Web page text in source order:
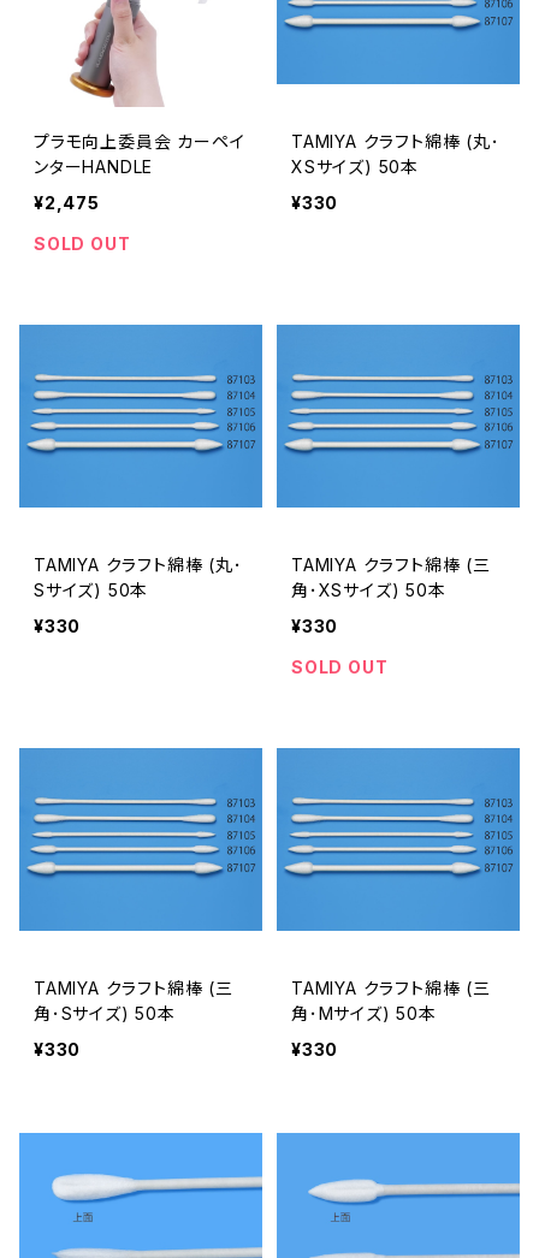
プラモ向上委員会 カーペイ
ンターHANDLE
¥2,475
SOLD OUT
TAMIYA クラフト綿棒 (丸･
XSサイズ) 50本
¥330
TAMIYA クラフト綿棒 (丸･
Sサイズ) 50本
¥330
TAMIYA クラフト綿棒 (三
角･XSサイズ) 50本
¥330
SOLD OUT
TAMIYA クラフト綿棒 (三
角･Sサイズ) 50本
¥330
TAMIYA クラフト綿棒 (三
角･Mサイズ) 50本
¥330